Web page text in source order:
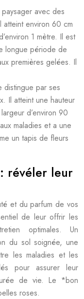
avec des
environ 60 cm
1 mètre. Il est
longue période de
premières gelées. Il
distingue par ses
Il atteint une hauteur
d’environ 90
maladies et a une
un tapis de fleurs
révéler leur
et du parfum de vos
de leur offrir les
optimales. Un
du sol soignée, une
les maladies et les
pour assurer leur
de vie. Le *bon
roses.